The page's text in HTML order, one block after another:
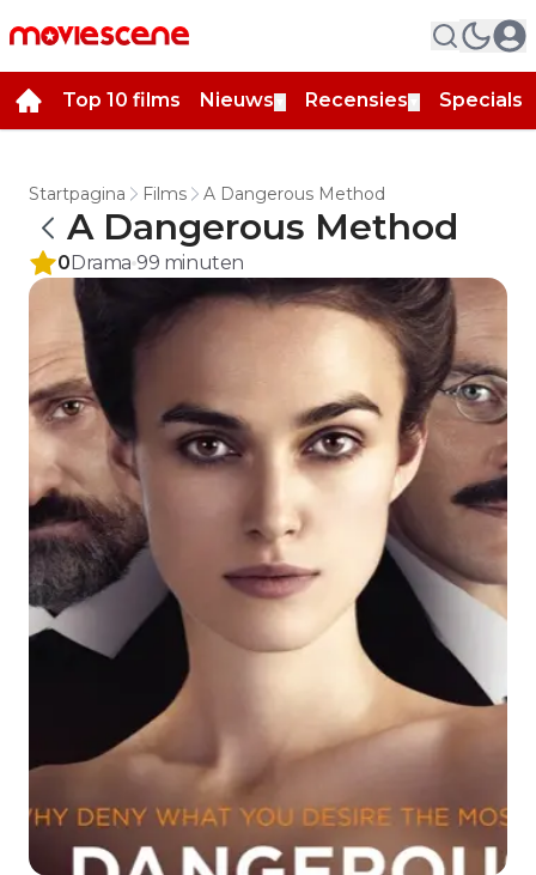
Top 10 films Nieuws Recensies Specials
Startpagina Films A Dangerous Method
A Dangerous Method
0Drama 99 minuten